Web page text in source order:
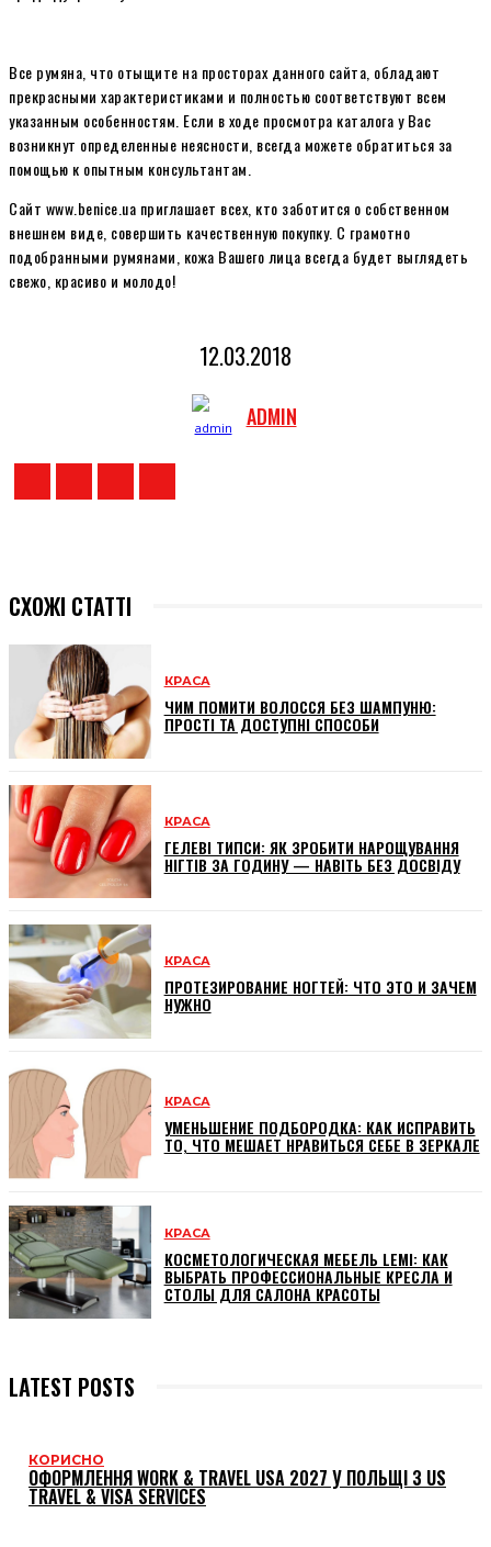
Все румяна, что отыщите на просторах данного сайта, обладают
прекрасными характеристиками и полностью соответствуют всем
указанным особенностям. Если в ходе просмотра каталога у Вас
возникнут определенные неясности, всегда можете обратиться за
помощью к опытным консультантам.
Сайт www.benice.ua приглашает всех, кто заботится о собственном
внешнем виде, совершить качественную покупку. С грамотно
подобранными румянами, кожа Вашего лица всегда будет выглядеть
свежо, красиво и молодо!
12.03.2018
ADMIN
СХОЖІ СТАТТІ
КРАСА
ЧИМ ПОМИТИ ВОЛОССЯ БЕЗ ШАМПУНЮ:
ПРОСТІ ТА ДОСТУПНІ СПОСОБИ
КРАСА
ГЕЛЕВІ ТИПСИ: ЯК ЗРОБИТИ НАРОЩУВАННЯ
НІГТІВ ЗА ГОДИНУ — НАВІТЬ БЕЗ ДОСВІДУ
КРАСА
ПРОТЕЗИРОВАНИЕ НОГТЕЙ: ЧТО ЭТО И ЗАЧЕМ
НУЖНО
КРАСА
УМЕНЬШЕНИЕ ПОДБОРОДКА: КАК ИСПРАВИТЬ
ТО, ЧТО МЕШАЕТ НРАВИТЬСЯ СЕБЕ В ЗЕРКАЛЕ
КРАСА
КОСМЕТОЛОГИЧЕСКАЯ МЕБЕЛЬ LEMI: КАК
ВЫБРАТЬ ПРОФЕССИОНАЛЬНЫЕ КРЕСЛА И
СТОЛЫ ДЛЯ САЛОНА КРАСОТЫ
LATEST POSTS
КОРИСНО
ОФОРМЛЕННЯ WORK & TRAVEL USA 2027 У ПОЛЬЩІ З US
TRAVEL & VISA SERVICES